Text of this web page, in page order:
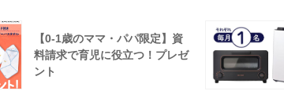
【0-1歳のママ・パパ限定】資
料請求で育児に役立つ！プレゼ
ント